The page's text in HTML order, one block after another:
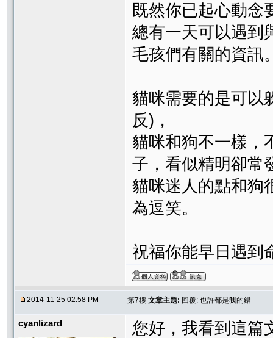
既然你已起心動念
總有一天可以遇到
毛孩們有關的資訊
貓咪需要的是可以
反)，
貓咪和狗不一樣，
子，看似精明卻常
貓咪迷人的點和狗
為逗笑。
祝福你能早日遇到
2014-11-25 02:58 PM 第7樓 文章主題: 回覆: 也許都是我的錯
cyanlizard
您好，我看到這篇